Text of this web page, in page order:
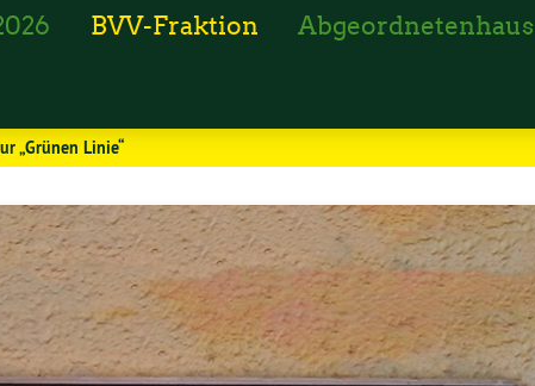
BVV-Fraktion Abgeordnetenhaus
„Grünen Linie“